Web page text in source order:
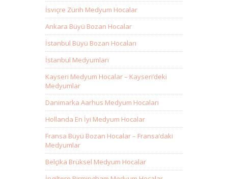
İsviçre Zürih Medyum Hocalar
Ankara Büyü Bozan Hocalar
İstanbul Büyü Bozan Hocaları
İstanbul Medyumları
Kayseri Medyum Hocalar – Kayseri’deki
Medyumlar
Danimarka Aarhus Medyum Hocaları
Hollanda En İyi Medyum Hocalar
Fransa Büyü Bozan Hocalar – Fransa’daki
Medyumlar
Belçika Brüksel Medyum Hocalar